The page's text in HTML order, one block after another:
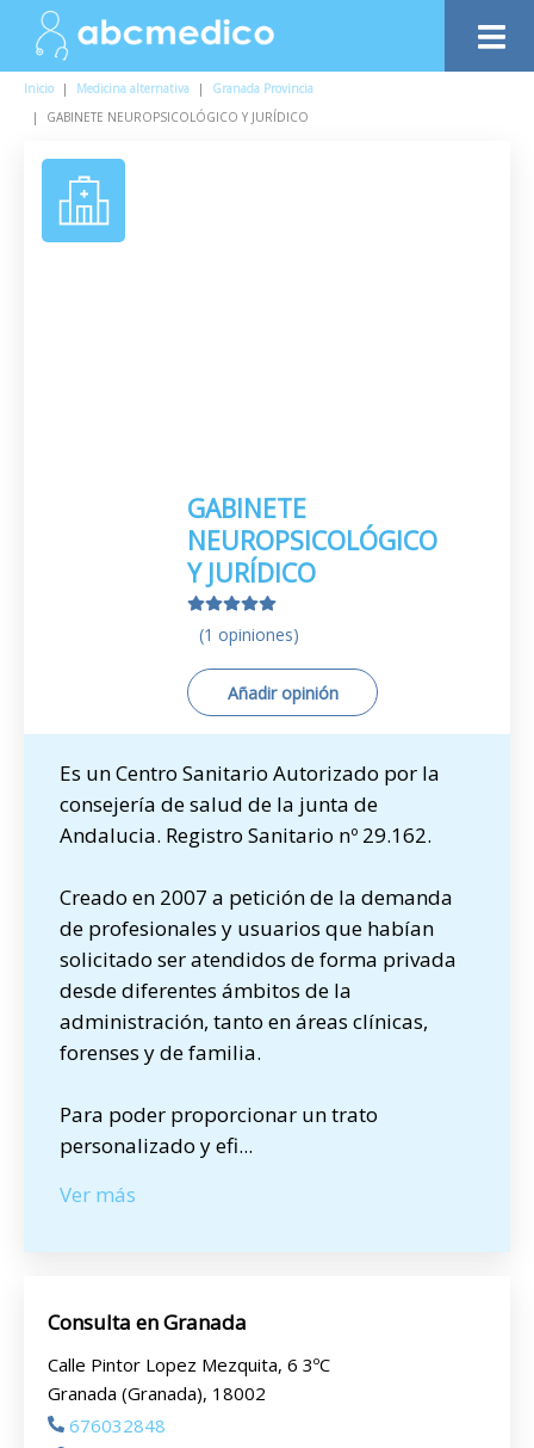
Inicio | Medicina alternativa |
Granada Provincia
|
GABINETE NEUROPSICOLÓGICO Y JURÍDICO
GABINETE
NEUROPSICOLÓGICO
Y JURÍDICO
(1 opiniones)
Añadir opinión
Es un Centro Sanitario Autorizado por la
consejería de salud de la junta de
Andalucia. Registro Sanitario nº 29.162.
Creado en 2007 a petición de la demanda
de profesionales y usuarios que habían
solicitado ser atendidos de forma privada
desde diferentes ámbitos de la
administración, tanto en áreas clínicas,
forenses y de familia.
Para poder proporcionar un trato
personalizado y efi...
Ver más
Consulta en Granada
Calle Pintor Lopez Mezquita, 6 3ºC
Granada (Granada), 18002
676032848